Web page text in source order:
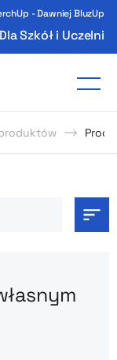
- Dawniej BluzUp
Szkół i Uczelni
i gadżety
Szukaj